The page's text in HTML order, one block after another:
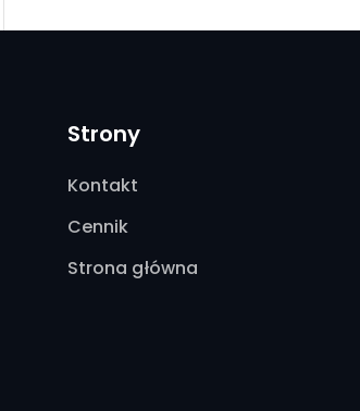
Strony
Kontakt
Cennik
Strona główna